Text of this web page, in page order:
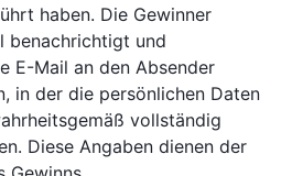
haben. Die Gewinner
benachrichtigt und
E-Mail an den Absender
in der die persönlichen Daten
vollständig
Diese Angaben dienen der